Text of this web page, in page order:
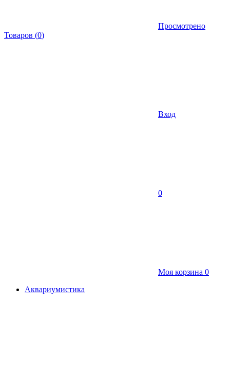
Просмотрено
Товаров (0)
Вход
0
Моя корзина 0
Аквариумистика